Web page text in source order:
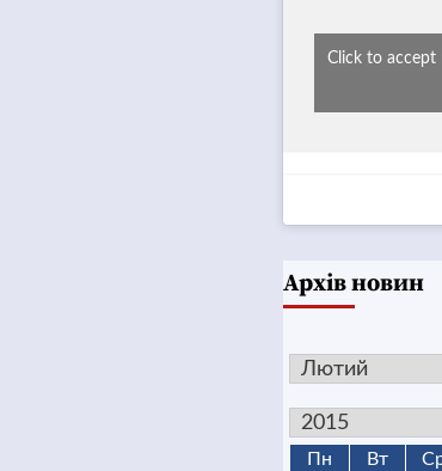
Click to accept
Архів новин
Пн Вт